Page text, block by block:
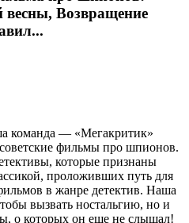
весны, Возвращение
команда — «Мегакритик»
фильмы про шпионов.
которые признаны
проложивших путь для
в жанре детектив. Наша
вызвать ностальгию, но и
о которых он еще не слышал!